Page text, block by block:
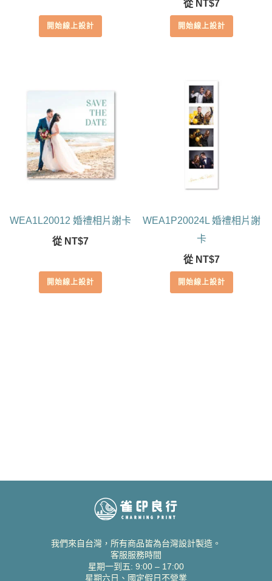
開始線上設計
從 NT$7
開始線上設計
WEA1L20012 婚禮相片謝卡
從 NT$7
開始線上設計
WEA1P20024L 婚禮相片謝
卡
從 NT$7
開始線上設計
我們來自台灣，所有商品皆為台灣設計製造。
客服服務時間
星期一到五: 9:00 – 17:00
星期六日、國定假日不營業